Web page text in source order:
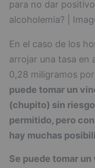
En el caso de los
arrojar una tasa en
0,28 miligramos
puede tomar un
(chupito) sin
permitido, pero
hay muchas
Se puede tomar